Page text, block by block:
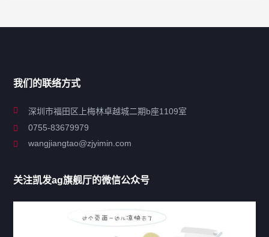
联系凯发ag旗舰厅
我们的联络方式
深圳市福田区上梅林卓越城二期b座1109室
0755-83679979
wangjiangtao@zjyimin.com
关注凯发ag旗舰厅的微信公众号